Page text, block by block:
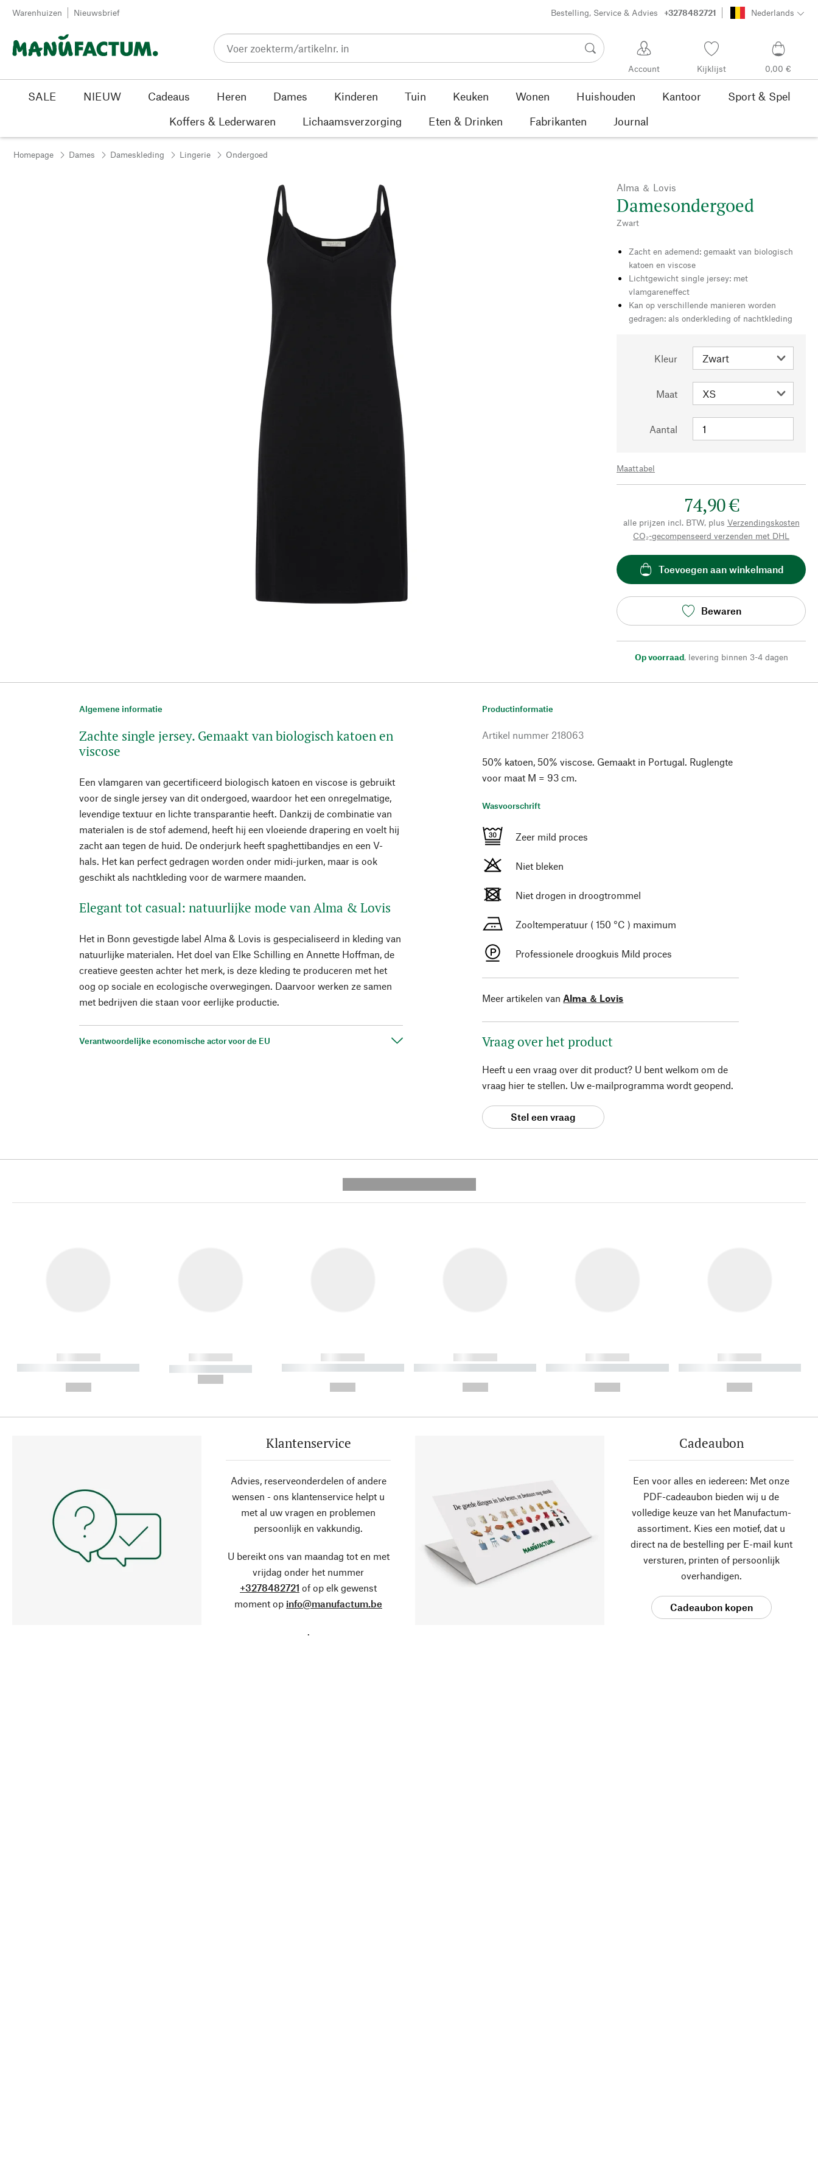
Passer au contenu
Warenhuizen Nieuwsbrief Bestelling, Service & Advies +3278482721 Nederlands
Account Kijklijst 0,00 €
SALE NIEUW Cadeaus Heren Dames Kinderen Tuin Keuken Wonen Huishouden Kantoor
Sport & Spel
Koffers & Lederwaren
Lichaamsverzorging Eten & Drinken Fabrikanten Journal
Homepage Dames Dameskleding Lingerie Ondergoed
Alma ＆ Lovis
Damesondergoed
Zwart
Zacht en ademend: gemaakt van biologisch
katoen en viscose
Lichtgewicht single jersey: met
vlamgareneffect
Kan op verschillende manieren worden
gedragen: als onderkleding of nachtkleding
Kleur
Maat
Aantal
Maattabel
74,90 €
alle prijzen incl. BTW, plus Verzendingskosten
CO₂-gecompenseerd verzenden met DHL
Toevoegen aan winkelmand
Bewaren
Op voorraad, levering binnen 3-4 dagen
Algemene informatie
Zachte single jersey. Gemaakt van biologisch katoen en
viscose
Een vlamgaren van gecertificeerd biologisch katoen en viscose is gebruikt
voor de single jersey van dit ondergoed, waardoor het een onregelmatige,
levendige textuur en lichte transparantie heeft. Dankzij de combinatie van
materialen is de stof ademend, heeft hij een vloeiende drapering en voelt hij
zacht aan tegen de huid. De onderjurk heeft spaghettibandjes en een V-
hals. Het kan perfect gedragen worden onder midi-jurken, maar is ook
geschikt als nachtkleding voor de warmere maanden.
Elegant tot casual: natuurlijke mode van Alma & Lovis
Het in Bonn gevestigde label Alma & Lovis is gespecialiseerd in kleding van
natuurlijke materialen. Het doel van Elke Schilling en Annette Hoffman, de
creatieve geesten achter het merk, is deze kleding te produceren met het
oog op sociale en ecologische overwegingen. Daarvoor werken ze samen
met bedrijven die staan voor eerlijke productie.
Verantwoordelijke economische actor voor de EU
Productinformatie
Artikel nummer 218063
50% katoen, 50% viscose. Gemaakt in Portugal. Ruglengte
voor maat M = 93 cm.
Wasvoorschrift
Zeer mild proces
Niet bleken
Niet drogen in droogtrommel
Zooltemperatuur ( 150 °C ) maximum
Professionele droogkuis Mild proces
Meer artikelen van Alma ＆ Lovis
Vraag over het product
Heeft u een vraag over dit product? U bent welkom om de
vraag hier te stellen. Uw e-mailprogramma wordt geopend.
Stel een vraag
------------
----------- ----------- ----------
------------
----------- -----------
------------
----------- ----------- ----------
------------
----------- ----------- ----------
------------
----------- ----------- ----------
------------
----------- ----------- ----------
Klantenservice
Advies, reserveonderdelen of andere
wensen - ons klantenservice helpt u
met al uw vragen en problemen
persoonlijk en vakkundig.
U bereikt ons van maandag tot en met
vrijdag onder het nummer
+3278482721 of op elk gewenst
moment op info@manufactum.be
.
Cadeaubon
Een voor alles en iedereen: Met onze
PDF-cadeaubon bieden wij u de
volledige keuze van het Manufactum-
assortiment. Kies een motief, dat u
direct na de bestelling per E-mail kunt
versturen, printen of persoonlijk
overhandigen.
Cadeaubon kopen